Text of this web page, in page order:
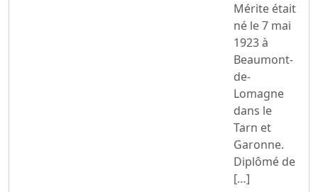
Mérite était
né le 7 mai
1923 à
Beaumont-
de-
Lomagne
dans le
Tarn et
Garonne.
Diplômé de
[…]